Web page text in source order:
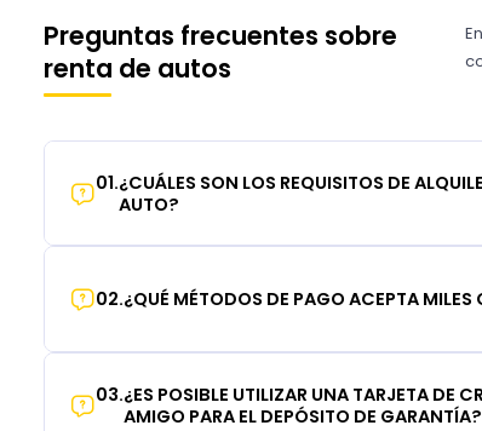
Preguntas frecuentes sobre
renta de autos
01.¿CUÁLES SON LOS REQUISITOS DE
AUTO?
02.¿QUÉ MÉTODOS DE PAGO ACEPTA MILES
03.¿ES POSIBLE UTILIZAR UNA TARJETA DE
AMIGO PARA EL DEPÓSITO DE GARANTÍA?